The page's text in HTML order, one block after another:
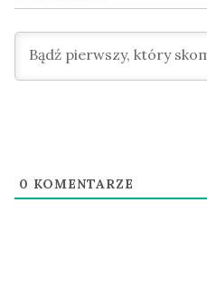
0 KOMENTARZE